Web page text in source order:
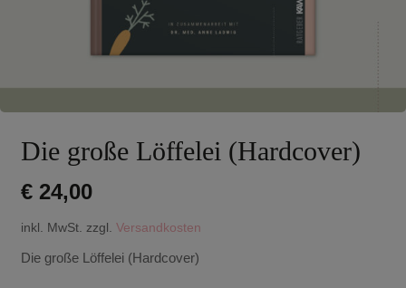
Die große Löffelei (Hardcover)
€24,00
inkl. MwSt. zzgl. Versandkosten
Die große Löffelei (Hardcover)